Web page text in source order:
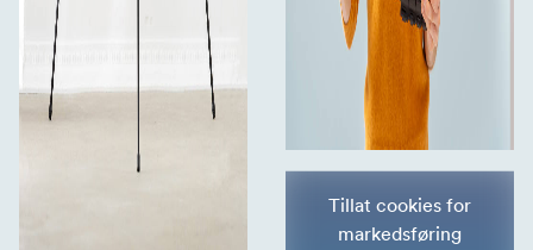
Tillat cookies for
markedsføring